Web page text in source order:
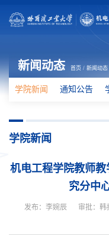
新闻动态 首页 / 新闻动态
学院新闻 通知公告
学院新闻
机电工程学院教师
究分中
发布：李婉辰 审批：韩